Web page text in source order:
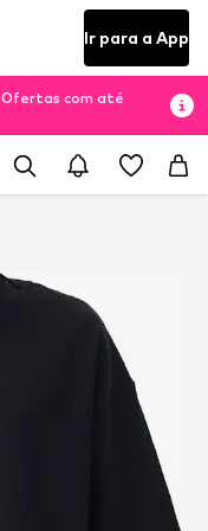
Ir para a App
Ofertas com até